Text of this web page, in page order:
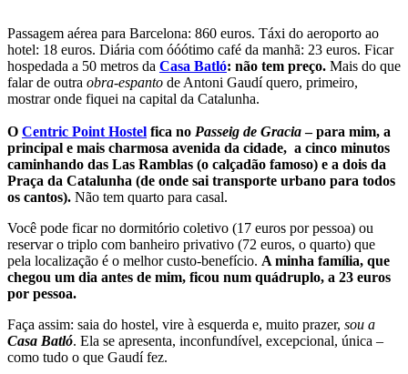
Passagem aérea para Barcelona: 860 euros. Táxi do aeroporto ao
hotel: 18 euros. Diária com óóótimo café da manhã: 23 euros. Ficar
hospedada a 50 metros da Casa Batló: não tem preço. Mais do que
falar de outra obra-espanto de Antoni Gaudí quero, primeiro,
mostrar onde fiquei na capital da Catalunha.
O Centric Point Hostel fica no Passeig de Gracia– para mim, a
principal e mais charmosa avenida da cidade, a cinco minutos
caminhando das Las Ramblas (o calçadão famoso) e a dois da
Praça da Catalunha (de onde sai transporte urbano para todos
os cantos). Não tem quarto para casal.
Você pode ficar no dormitório coletivo (17 euros por pessoa) ou
reservar o triplo com banheiro privativo (72 euros, o quarto) que
pela localização é o melhor custo-benefício. A minha família, que
chegou um dia antes de mim, ficou num quádruplo, a 23 euros
por pessoa.
Faça assim: saia do hostel, vire à esquerda e, muito prazer, sou a
Casa Batló. Ela se apresenta, inconfundível, excepcional, única –
como tudo o que Gaudí fez.